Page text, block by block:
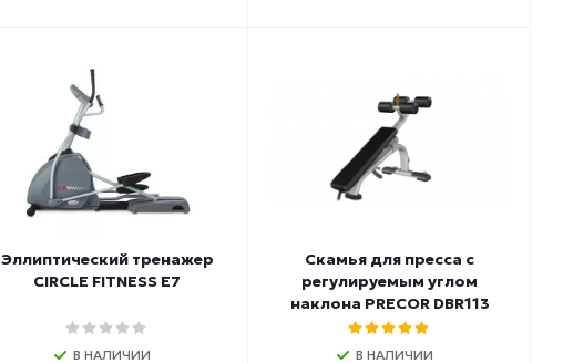
Эллиптический тренажер
CIRCLE FITNESS E7
В НАЛИЧИИ
Скамья для пресса с
регулируемым углом
наклона PRECOR DBR113
В НАЛИЧИИ